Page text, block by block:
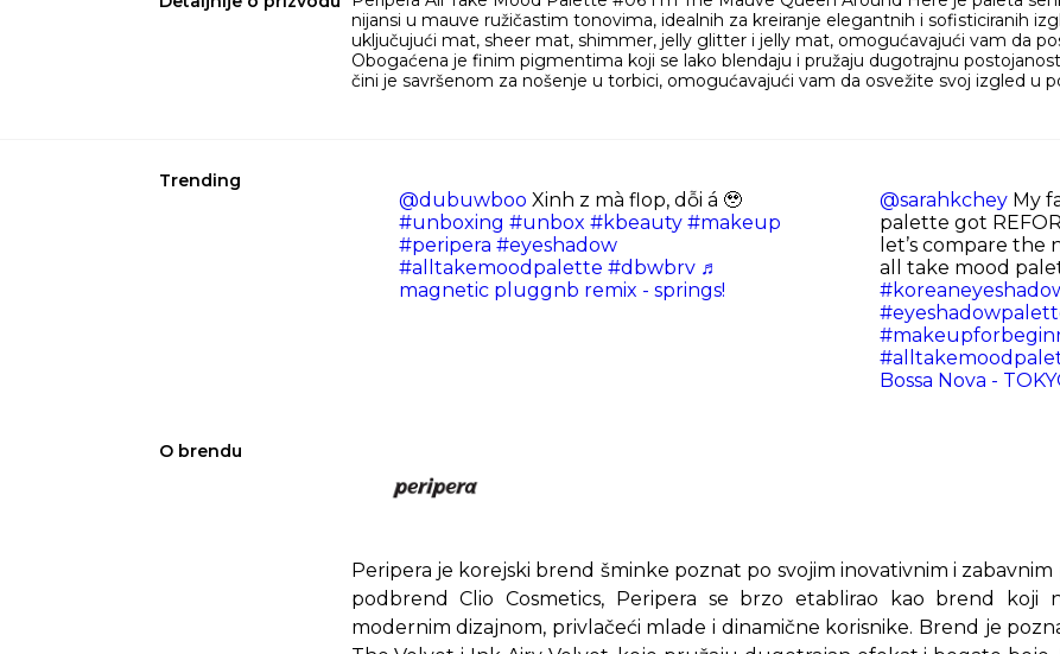
nijansi u mauve ružičastim tonovima, idealnih za kreiranje elegantnih i sofisticiranih
uključujući mat, sheer mat, shimmer, jelly glitter i jelly mat, omogućavajući vam da
Obogaćena je finim pigmentima koji se lako blendaju i pružaju dugotrajnu
čini je savršenom za nošenje u torbici, omogućavajući vam da osvežite svoj izgled u
Trending
@dubuwboo Xinh z mà flop, dỗi á 🥹
#unboxing #unbox #kbeauty #makeup
#peripera #eyeshadow
#alltakemoodpalette #dbwbrv ♬
magnetic pluggnb remix - springs!
@sarahkcheyMy
palette got
let’s compare the
all take mood
Bossa Nova -
O brendu
Peripera je korejski brend šminke poznat po svojim inovativnim i
podbrend Clio Cosmetics, Peripera se brzo etablirao kao brend koji
modernim dizajnom, privlačeći mlade i dinamične korisnike. Brend je